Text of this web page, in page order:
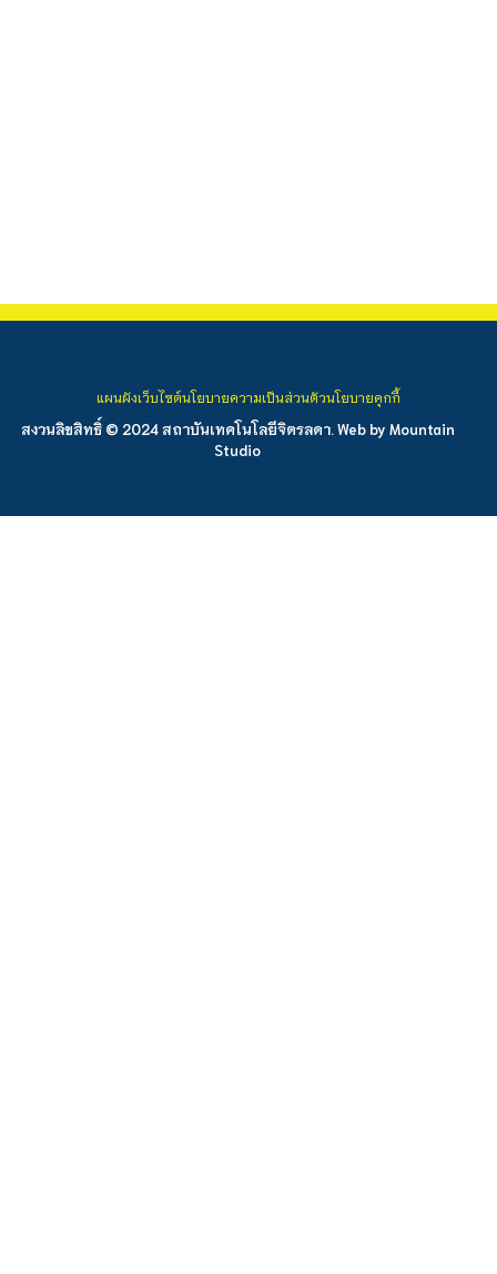
สงวนลิขสิทธิ์ © 2024 สถาบันเทคโนโลยีจิตรลดา. Web by Mountain
Studio
แผนผังเว็บไซต์นโยบายความเป็นส่วนตัวนโยบายคุกกี้